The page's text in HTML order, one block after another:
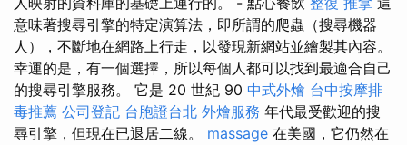
意味著搜尋引擎的特定演算法，即所謂的爬蟲（搜尋機器
人），不斷地在網路上行走，以發現新網站並繪製其內容。
幸運的是，有一個選擇，所以每個人都可以找到最適合自己
的搜尋引擎服務。 它是 20 世紀 90 中式外燴 台中按摩排
毒推薦 公司登記 台胞證台北 外燴服務 年代最受歡迎的搜
尋引擎，但現在已退居二線。 massage 在美國，它仍然在